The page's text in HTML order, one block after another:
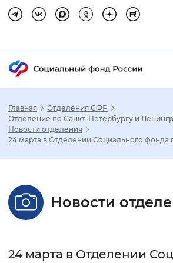
Настройка режима
Стандартный
Без засечек
Главная
Отделения СФР
Отделение по Санкт-Петербургу и
Новости отделения
24 марта в Отделении Социального фонда
Новости
24 марта в Отделении